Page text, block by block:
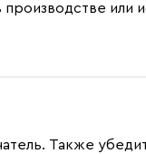
или
Также